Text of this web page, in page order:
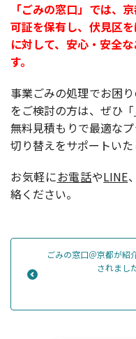
「ごみの窓口」では、
可証を保有し、伏見区
に対して、安心・安全
す。
事業ごみの処理でお困
をご検討の方は、ぜひ「
無料見積もりで最適な
切り替えをサポートいた
お気軽にお電話やLINE、
絡ください。
ごみの窓口＠京都が紹
されまし